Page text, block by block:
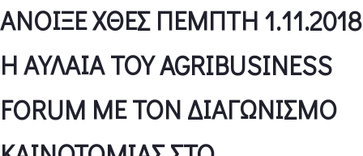
ΑΝΟΙΞΕ ΧΘΕΣ ΠΕΜΠΤΗ 1.11.2018
Η ΑΥΛΑΙΑ ΤΟΥ AGRIBUSINESS
FORUM ΜΕ ΤΟΝ ΔΙΑΓΩΝΙΣΜΟ